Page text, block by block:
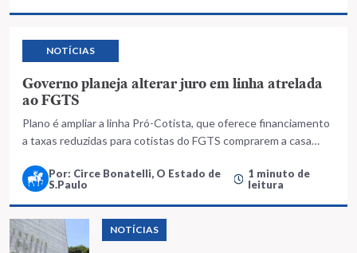
NOTÍCIAS
Governo planeja alterar juro em linha atrelada
ao FGTS
Plano é ampliar a linha Pró-Cotista, que oferece financiamento
a taxas reduzidas para cotistas do FGTS comprarem a casa
Por: Circe Bonatelli, O Estado de
S.Paulo
1 minuto de
leitura
NOTÍCIAS